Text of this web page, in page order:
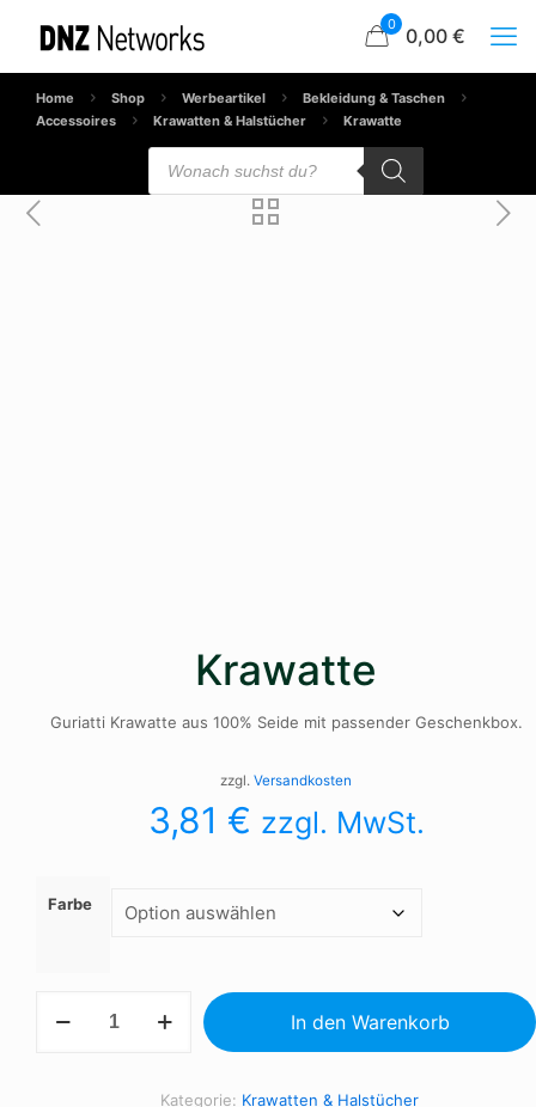
0 0,00 €
Home Shop Werbeartikel
Bekleidung & Taschen
Accessoires
Krawatten & Halstücher Krawatte
Products
search
Krawatte
Guriatti Krawatte aus 100% Seide mit passender Geschenkbox.
zzgl. Versandkosten
3,81 € zzgl. MwSt.
Farbe
Menge
In den Warenkorb
Kategorie: Krawatten & Halstücher